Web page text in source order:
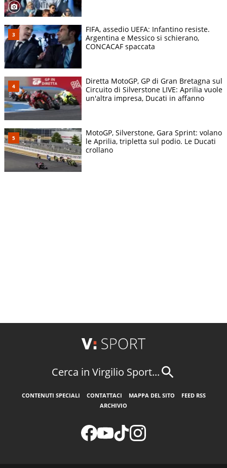
FIFA, assedio UEFA: Infantino resiste.
Argentina e Messico si schierano,
CONCACAF spaccata
Diretta MotoGP, GP di Gran Bretagna sul
Circuito di Silverstone LIVE: Aprilia vuole
un'altra impresa, Ducati in affanno
MotoGP, Silverstone, Gara Sprint: volano
le Aprilia, tripletta sul podio. Le Ducati
crollano
Cerca in Virgilio Sport...
CONTENUTI SPECIALI CONTATTACI MAPPA DEL SITO
FEED RSS
ARCHIVIO